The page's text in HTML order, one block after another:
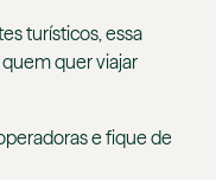
turísticos, essa
quer viajar
e fique de